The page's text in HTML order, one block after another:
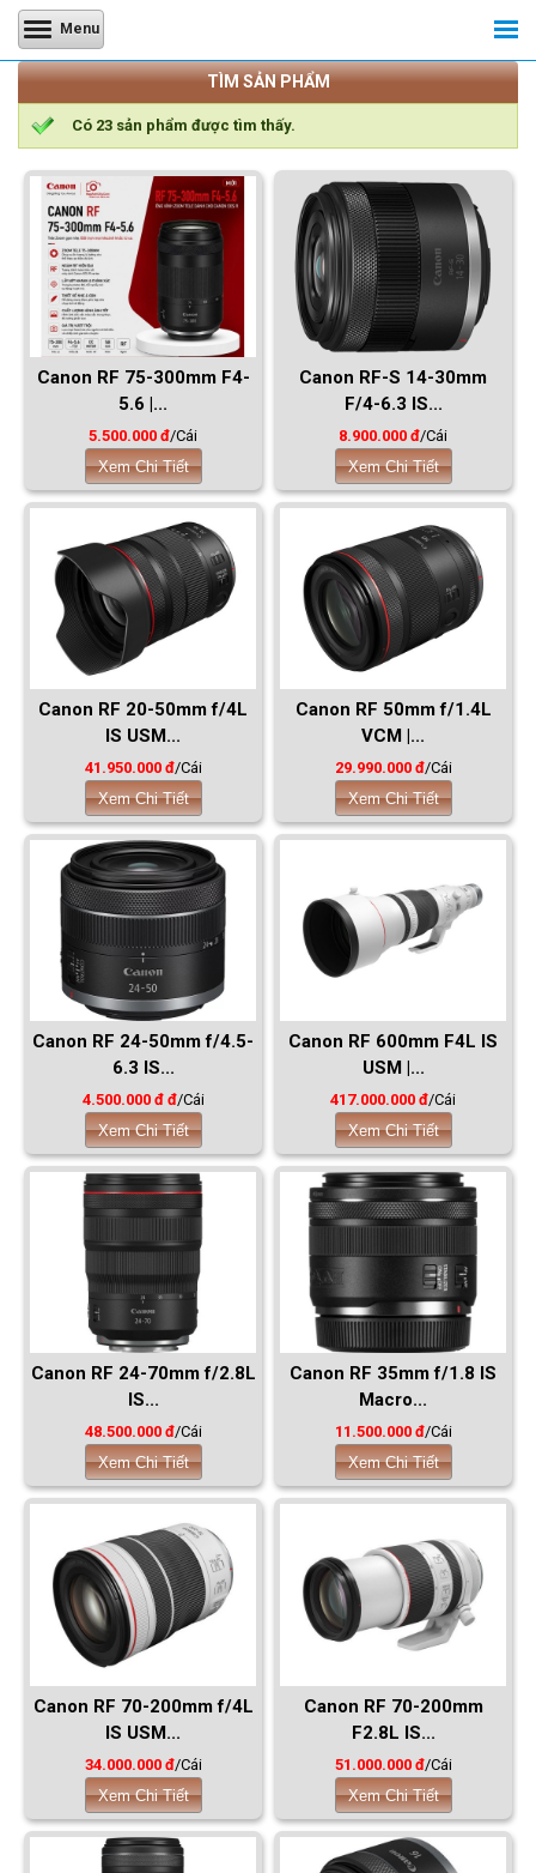
Menu
TÌM SẢN PHẨM
Có 23 sản phẩm được tìm thấy.
Canon RF 75-300mm F4-
5.6 |...
5.500.000 đ/Cái
Xem Chi Tiết
Canon RF-S 14-30mm
F/4-6.3 IS...
8.900.000 đ/Cái
Xem Chi Tiết
Canon RF 20-50mm f/4L
IS USM...
41.950.000 đ/Cái
Xem Chi Tiết
Canon RF 50mm f/1.4L
VCM |...
29.990.000 đ/Cái
Xem Chi Tiết
Canon RF 24-50mm f/4.5-
6.3 IS...
4.500.000 đ đ/Cái
Xem Chi Tiết
Canon RF 600mm F4L IS
USM |...
417.000.000 đ/Cái
Xem Chi Tiết
Canon RF 24-70mm f/2.8L
IS...
48.500.000 đ/Cái
Xem Chi Tiết
Canon RF 35mm f/1.8 IS
Macro...
11.500.000 đ/Cái
Xem Chi Tiết
Canon RF 70-200mm f/4L
IS USM...
34.000.000 đ/Cái
Xem Chi Tiết
Canon RF 70-200mm
F2.8L IS...
51.000.000 đ/Cái
Xem Chi Tiết